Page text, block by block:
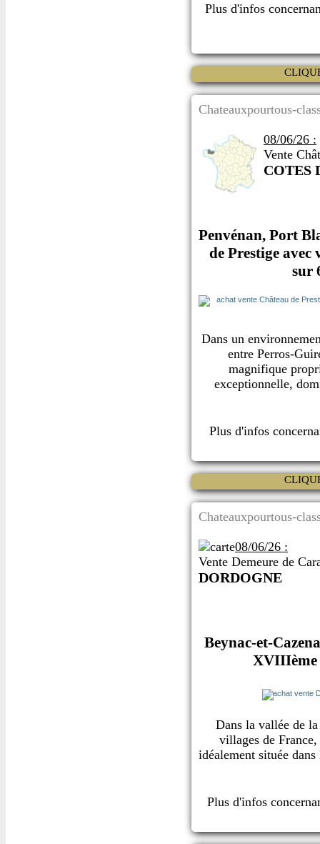
Plus d'infos
Chateauxpourtous-
08/06/26 :
Vente
COTES
Penvénan, Port
de Prestige
sur
Dans un
entre Perros-
magnifique
exceptionnelle,
Plus d'infos
Chateauxpourtous-
08/06/26 :
Vente Demeure de
DORDOGNE
Beynac-et-
XVIIIème
Dans la vallée de
villages de
idéalement située
Plus d'infos